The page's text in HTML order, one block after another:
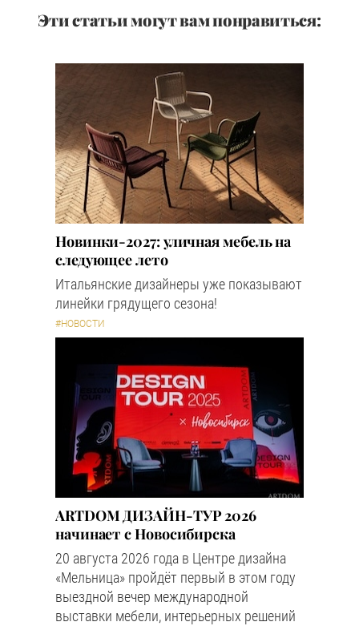
Эти статьи могут вам понравиться:
Новинки-2027: уличная мебель на
следующее лето
Итальянские дизайнеры уже показывают
линейки грядущего сезона!
#НОВОСТИ
ARTDOM ДИЗАЙН-ТУР 2026
начинает с Новосибирска
20 августа 2026 года в Центре дизайна
«Мельница» пройдёт первый в этом году
выездной вечер международной
выставки мебели, интерьерных решений